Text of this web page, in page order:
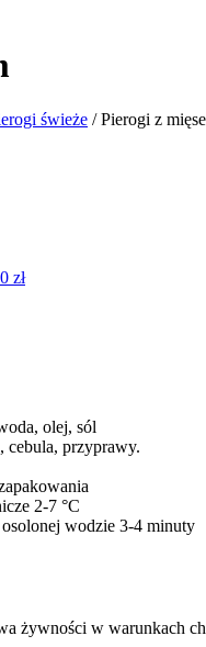
świeże /Pierogi z
zł
olej, sól
cebula, przyprawy.
2-7 °C
wodzie 3-4 minuty
żywności w warunkach